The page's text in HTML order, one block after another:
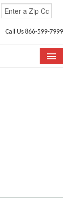
Call Us 866-599-7999